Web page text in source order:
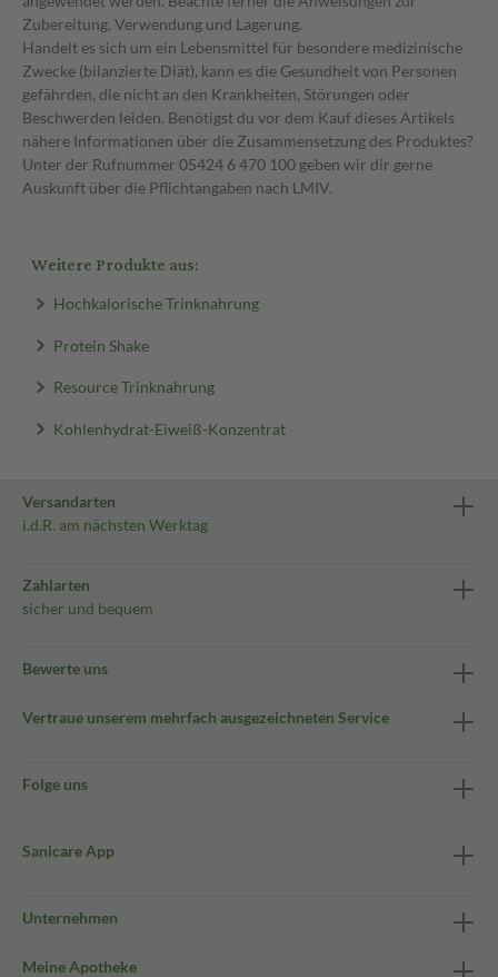
Zubereitung, Verwendung und Lagerung.
Handelt es sich um ein Lebensmittel für besondere medizinische
Zwecke (bilanzierte Diät), kann es die Gesundheit von Personen
gefährden, die nicht an den Krankheiten, Störungen oder
Beschwerden leiden. Benötigst du vor dem Kauf dieses Artikels
nähere Informationen über die Zusammensetzung des Produktes?
Unter der Rufnummer 05424 6 470 100 geben wir dir gerne
Auskunft über die Pflichtangaben nach LMIV.
Weitere Produkte aus:
Hochkalorische Trinknahrung
Protein Shake
Resource Trinknahrung
Kohlenhydrat-Eiweiß-Konzentrat
Versandarten
i.d.R. am nächsten Werktag
Zahlarten
sicher und bequem
Bewerte uns
Vertraue unserem mehrfach ausgezeichneten Service
Folge uns
Sanicare App
Unternehmen
Meine Apotheke